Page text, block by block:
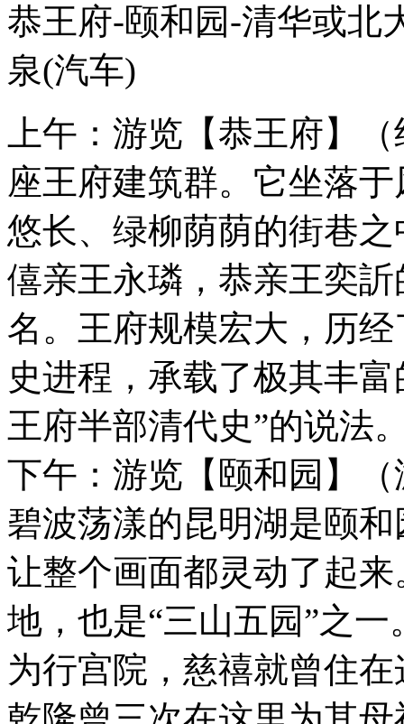
恭王府-颐和园-清华或北
泉(汽车)
上午：游览【恭王府】
座王府建筑群。它坐落
悠长、绿柳荫荫的街巷
僖亲王永璘，恭亲王奕
名。王府规模宏大，历
史进程，承载了极其丰
王府半部清代史”的说法
下午：游览【颐和园】
碧波荡漾的昆明湖是颐
让整个画面都灵动了起
地，也是“三山五园”之
为行宫院，慈禧就曾住